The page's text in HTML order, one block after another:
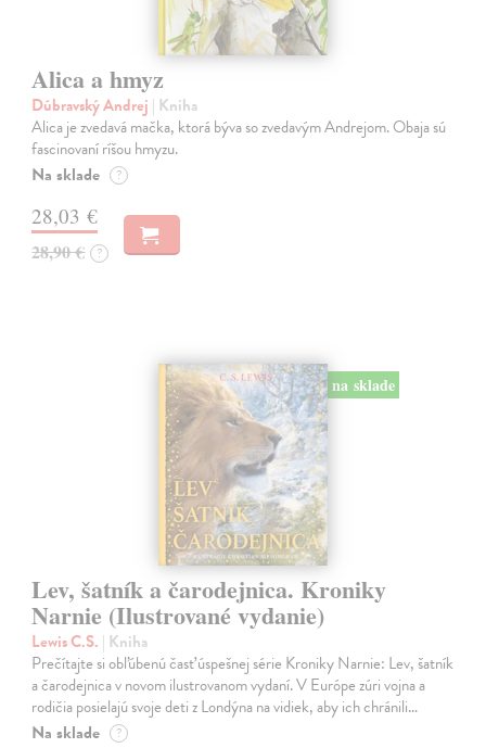
Alica a hmyz
Dúbravský Andrej | Kniha
Alica je zvedavá mačka, ktorá býva so zvedavým Andrejom. Obaja sú
fascinovaní ríšou hmyzu.
Na sklade ?
28,03 €
28,90 € ?
na sklade
Lev, šatník a čarodejnica. Kroniky
Narnie (Ilustrované vydanie)
Lewis C.S. | Kniha
Prečítajte si obľúbenú časť úspešnej série Kroniky Narnie: Lev, šatník
a čarodejnica v novom ilustrovanom vydaní. V Európe zúri vojna a
rodičia posielajú svoje deti z Londýna na vidiek, aby ich chránili…
Na sklade ?